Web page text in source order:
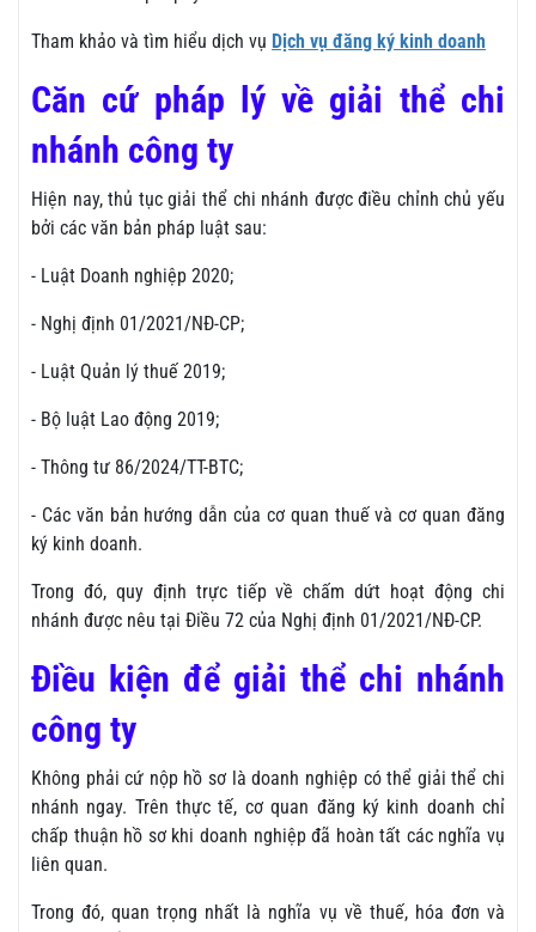
Tham khảo và tìm hiểu dịch vụ Dịch vụ đăng ký kinh doanh
Căn cứ pháp lý về giải thể chi
nhánh công ty
Hiện nay, thủ tục giải thể chi nhánh được điều chỉnh chủ yếu
bởi các văn bản pháp luật sau:
- Luật Doanh nghiệp 2020;
- Nghị định 01/2021/NĐ-CP;
- Luật Quản lý thuế 2019;
- Bộ luật Lao động 2019;
- Thông tư 86/2024/TT-BTC;
- Các văn bản hướng dẫn của cơ quan thuế và cơ quan đăng
ký kinh doanh.
Trong đó, quy định trực tiếp về chấm dứt hoạt động chi
nhánh được nêu tại Điều 72 của Nghị định 01/2021/NĐ-CP.
Điều kiện để giải thể chi nhánh
công ty
Không phải cứ nộp hồ sơ là doanh nghiệp có thể giải thể chi
nhánh ngay. Trên thực tế, cơ quan đăng ký kinh doanh chỉ
chấp thuận hồ sơ khi doanh nghiệp đã hoàn tất các nghĩa vụ
liên quan.
Trong đó, quan trọng nhất là nghĩa vụ về thuế, hóa đơn và